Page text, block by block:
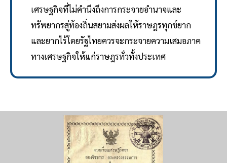
เศรษฐกิจที่ไม่คำนึงถึงการกระจายอำนาจและ
ทรัพยากรสู่ท้องถิ่นสยามส่งผลให้ราษฎรทุกข์ยาก
และยากไร้โดยรัฐไทยควรจะกระจายความเสมอภาค
ทางเศรษฐกิจให้แก่ราษฎรทั่วทั้งประเทศ